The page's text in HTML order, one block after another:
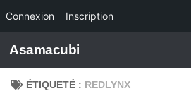
Connexion Inscription
Skip to content
Asamacubi
ÉTIQUETÉ : REDLYNX